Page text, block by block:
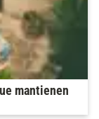
mantienen